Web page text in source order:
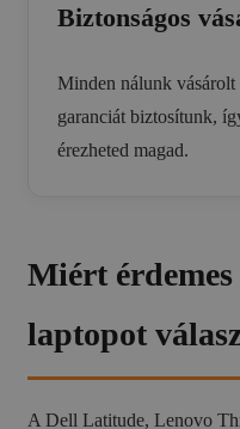
Biztonságos
Minden nálunk
garanciát biztosítunk,
érezheted magad.
Miért
laptopot
A Dell Latitude, Lenovo